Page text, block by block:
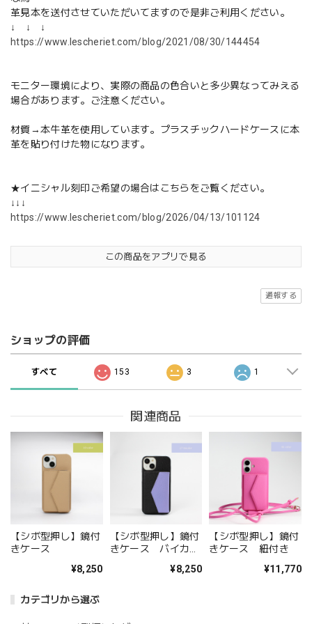
カテゴリから選ぶ
革見本を送付させていただいてますので是非ご利用ください。
↓ ↓ ↓
https://www.lescheriet.com/blog/2021/08/30/144454
モニター環境により、実際の商品の色合いと多少異なってみえる
場合があります。ご注意ください。
材質→本牛革を使用しています。プラスチックハードケースに本
革を貼り付けた物になります。
★イニシャル刻印ご希望の場合はこちらをご覧ください。
↓↓↓
https://www.lescheriet.com/blog/2026/04/13/101124
この商品をアプリで見る
通報する
ショップの評価
すべて 153 3 1
関連商品
【シボ型押し】鏡付
きケース
¥8,250
【シボ型押し】鏡付
きケース バイカラ
¥8,250
【シボ型押し】鏡付
きケース 紐付き
¥11,770